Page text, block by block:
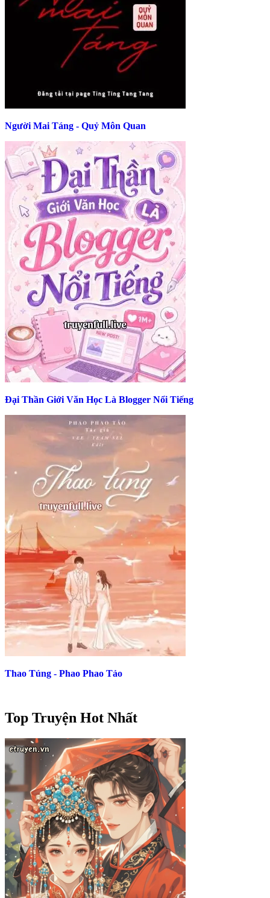
Người Mai Táng - Quỷ Môn Quan
Đại Thần Giới Văn Học Là Blogger Nổi Tiếng
Thao Túng - Phao Phao Tảo
Top Truyện Hot Nhất